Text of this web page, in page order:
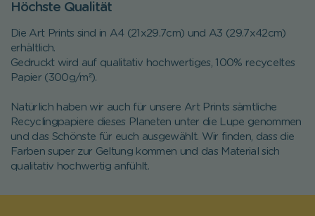
Höchste Qualität
Die Art Prints sind in A4 (21x29.7cm) und A3 (29.7x42cm)
erhältlich.
Gedruckt wird auf qualitativ hochwertiges, 100% recyceltes
Papier (300g/m²).
Natürlich haben wir auch für unsere Art Prints sämtliche
Recyclingpapiere dieses Planeten unter die Lupe genommen
und das Schönste für euch ausgewählt. Wir finden, dass die
Farben super zur Geltung kommen und das Material sich
qualitativ hochwertig anfühlt.